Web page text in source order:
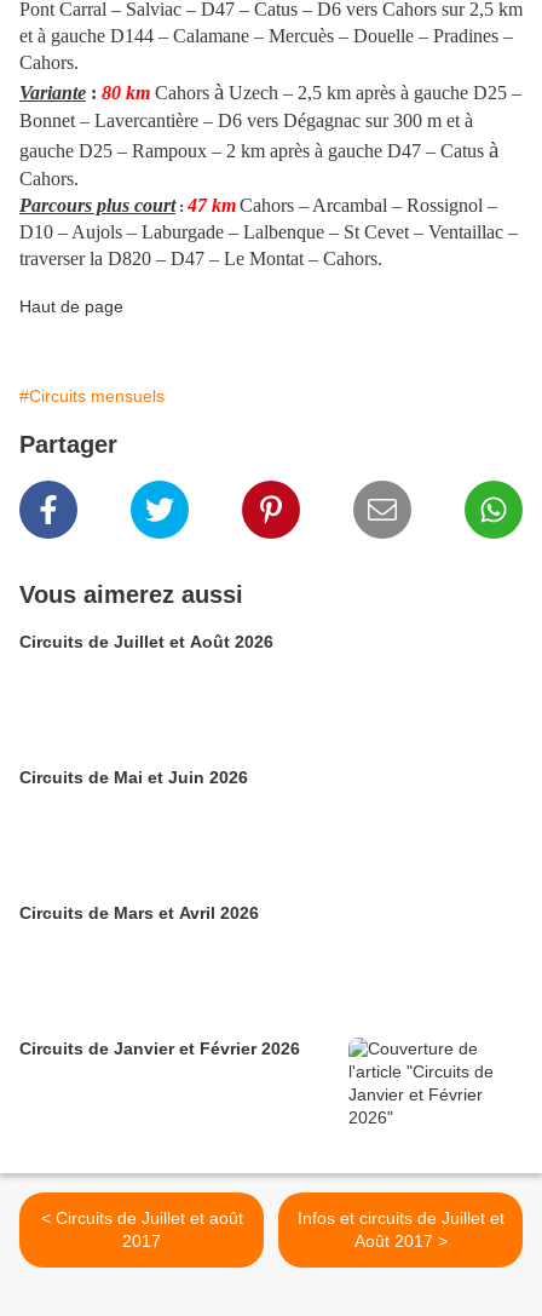
Pont Carral – Salviac – D47 – Catus – D6 vers Cahors sur 2,5 km
et à gauche D144 – Calamane – Mercuès – Douelle – Pradines –
Cahors.
Variante : 80 km Cahors à Uzech – 2,5 km après à gauche D25 –
Bonnet – Lavercantière – D6 vers Dégagnac sur 300 m et à
gauche D25 – Rampoux – 2 km après à gauche D47 – Catus à
Cahors.
Parcours plus court: 47 kmCahors – Arcambal – Rossignol –
D10 – Aujols – Laburgade – Lalbenque – St Cevet – Ventaillac –
traverser la D820 – D47 – Le Montat – Cahors.
Haut de page
#Circuits mensuels
Partager
Vous aimerez aussi
Circuits de Juillet et Août 2026
Circuits de Mai et Juin 2026
Circuits de Mars et Avril 2026
Circuits de Janvier et Février 2026
< Circuits de Juillet et août
2017
Infos et circuits de Juillet et
Août 2017 >